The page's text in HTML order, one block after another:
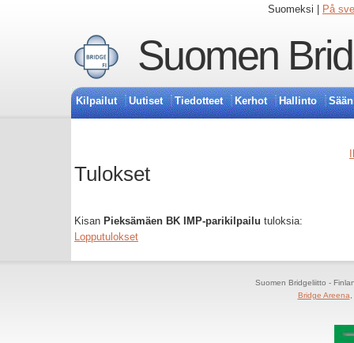
Suomeksi | På
Suomen
Kilpailut Uutiset Tiedotteet Kerhot Hallinto
Tulokset
Kisan Pieksämäen BK IMP-parikilpailu tuloksia:
Lopputulokset
Suomen Bridgeliitto -
Bridge Areena